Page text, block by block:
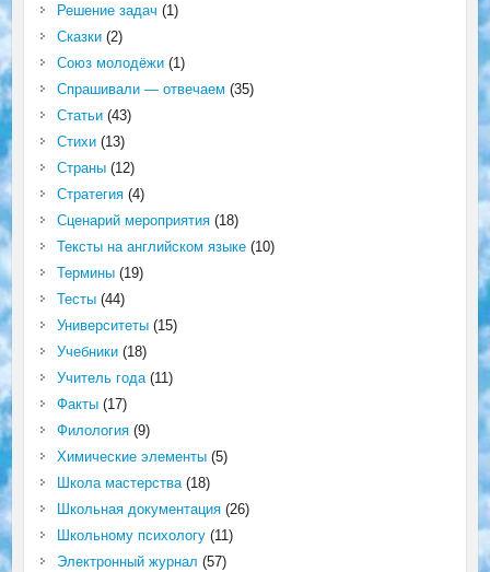
Решение задач (1)
Сказки(2)
Союз молодёжи(1)
Спрашивали — отвечаем (35)
Статьи(43)
Стихи(13)
Страны(12)
Стратегия(4)
Сценарий мероприятия(18)
Тексты на английском языке(10)
Термины(19)
Тесты(44)
Университеты(15)
Учебники(18)
Учитель года(11)
Факты(17)
Филология(9)
Химические элементы(5)
Школа мастерства(18)
Школьная документация(26)
Школьному психологу(11)
Электронный журнал (57)